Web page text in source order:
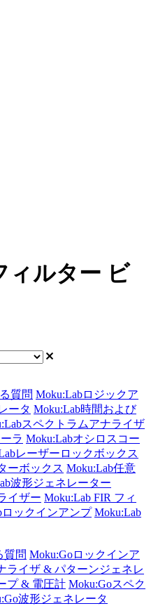
ィルター ビ
質問 Moku:Labロジックア
ータ Moku:Lab時間および
スペクトラムアナライザ
ラ Moku:Labオシロスコー
レーザーロックボックス
ーボックス Moku:Lab任意
波形ジェネレーター
イザー Moku:Lab FIR フィ
ロックインアンプ Moku:Lab
質問 Moku:Goロックインア
ライザ & パターンジェネレ
プ & 電圧計 Moku:Goスペク
波形ジェネレータ